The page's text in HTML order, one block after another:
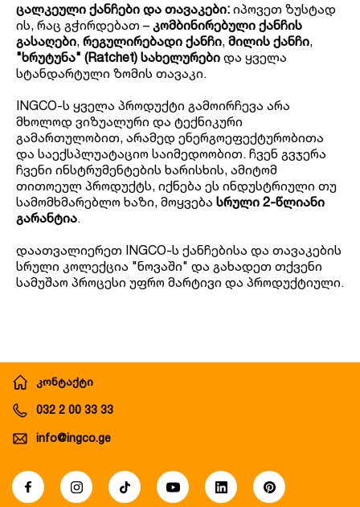
ცალკეული ქანჩები და თავაკები: იპოვეთ ზუსტად
ის, რაც გჭირდებათ – კომბინირებული ქანჩის
გასაღები, რეგულირებადი ქანჩი, მილის ქანჩი,
"ხრუტუნა" (Ratchet) სახელურები და ყველა
სტანდარტული ზომის თავაკი.
INGCO-ს ყველა პროდუქტი გამოირჩევა არა
მხოლოდ ვიზუალური და ტექნიკური
გამართულობით, არამედ ენერგოეფექტურობითა
და საექსპლუატაციო საიმედოობით. ჩვენ გვჯერა
ჩვენი ინსტრუმენტების ხარისხის, ამიტომ
თითოეულ პროდუქტს, იქნება ეს ინდუსტრიული თუ
სამომხმარებლო ხაზი, მოყვება სრული 2-წლიანი
გარანტია.
დაათვალიერეთ INGCO-ს ქანჩებისა და თავაკების
სრული კოლექცია "ნოვაში" და გახადეთ თქვენი
სამუშაო პროცესი უფრო მარტივი და პროდუქტიული.
კონტაქტი
032 2 00 33 33
info@ingco.ge